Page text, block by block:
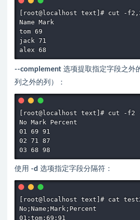
[root@localhost text]# cut -
Name Mark
tom 69
jack 71
--complement 选项提取指定字段之外
列之外的列）：
[root@localhost text]# cut -f2
No Mark Percent
01 69 91
02 71 87
使用 -d 选项指定字段分隔符：
[root@localhost text]# cat
No;Name;Mark;Percent
01;tom;69;91